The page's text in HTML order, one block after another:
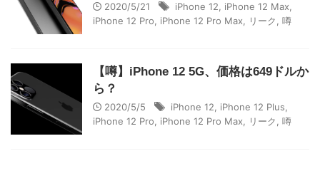
2020/5/21 iPhone 12 iPhone 12 Max
iPhone 12 Pro
iPhone 12 Pro Max リーク 噂
【噂】iPhone 12 5G、価格は649ドルか
ら？
2020/5/5 iPhone 12 iPhone 12 Plus
iPhone 12 Pro
iPhone 12 Pro Max リーク 噂